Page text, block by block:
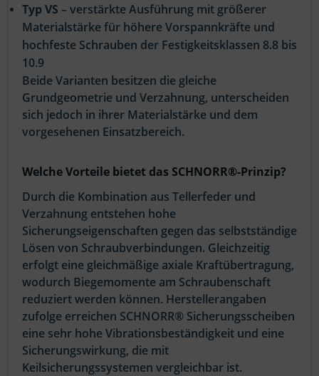
Typ VS – verstärkte Ausführung mit größerer
Materialstärke für höhere Vorspannkräfte und
hochfeste Schrauben der Festigkeitsklassen 8.8 bis
10.9
Beide Varianten besitzen die gleiche
Grundgeometrie und Verzahnung, unterscheiden
sich jedoch in ihrer Materialstärke und dem
vorgesehenen Einsatzbereich.
Welche Vorteile bietet das SCHNORR®-Prinzip?
Durch die Kombination aus Tellerfeder und
Verzahnung entstehen hohe
Sicherungseigenschaften gegen das selbstständige
Lösen von Schraubverbindungen. Gleichzeitig
erfolgt eine gleichmäßige axiale Kraftübertragung,
wodurch Biegemomente am Schraubenschaft
reduziert werden können. Herstellerangaben
zufolge erreichen SCHNORR® Sicherungsscheiben
eine sehr hohe Vibrationsbeständigkeit und eine
Sicherungswirkung, die mit
Keilsicherungssystemen vergleichbar ist.